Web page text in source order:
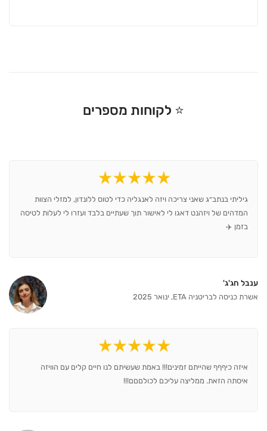
⭐ לקוחות מספרים
גיליתי בנתב״ג שאני צריכה ויזה לאנגליה כדי לטוס ללונדון, למזלי הצוות
המדהים של ויזהנט דאגו לי לאישור תוך שעתיים בלבד ועזרו לי לעלות לטיסה
בזמן ✈️
ענבל חג'ג'
אשרת כניסה לבריטניה ETA, ינואר 2025
איזה כיףףף שהייתם זמינים!!! באמת שעשיתם לנו חיים קלים עם הוויזה
איסתה הזאת. ממליצה עליכם לכולםםם!!!